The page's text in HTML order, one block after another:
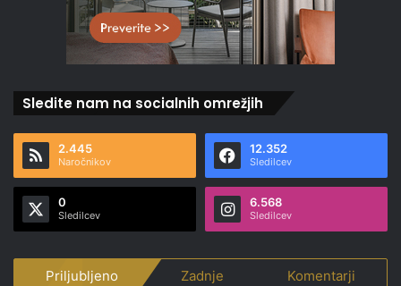
Sledite nam na socialnih omrežjih
2.445
Naročnikov
12.352
Sledilcev
0
Sledilcev
6.568
Sledilcev
Priljubljeno Zadnje Komentarji